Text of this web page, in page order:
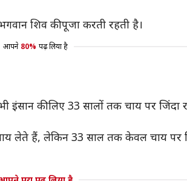
शिव की पूजा करती रहती है।
आपने 80% पढ़ लिया है
इंसान की लिए 33 सालों तक चाय पर जिंदा
लेते हैं, लेकिन 33 साल तक केवल चाय